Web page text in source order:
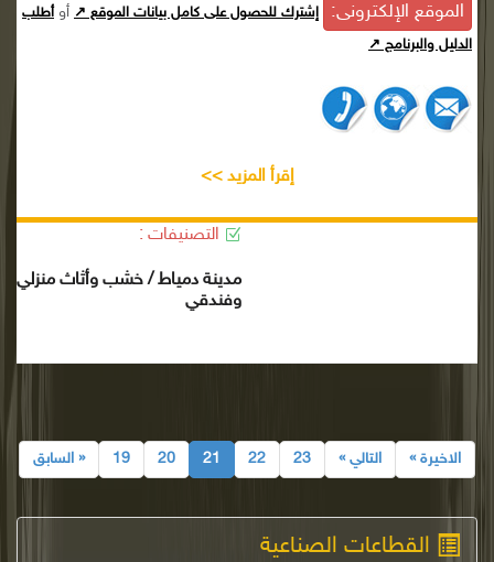
القطاعات الصناعية
الموقع الإلكترونى: إشترك للحصول على كامل بيانات الموقع ↗ أوأطلب
الدليل والبرنامج ↗
إقرأ المزيد >>
التصنيفات :
مدينة دمياط / خشب وأثاث منزلي
وفندقي
« السابق 19 20 21 22 23 التالي » الاخيرة »